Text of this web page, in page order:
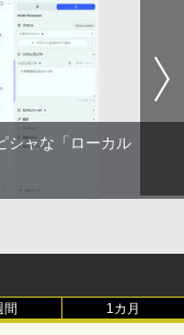
超小型】 DELL Opti
クロ MFF 第8世代
8GB SSD256G
64bit WPSOff
コン デスクトップ
】
モリ8GB 2TB 23.8
Webカメラ 無線
月保証 wd2670 中古
フルHD スピーカ
リフレッシュレート 1
JN-IPS27
ジャパンネク
プレイ 液晶 液晶デ
Switch
24.5インチ 200Hz /
Freesync スピーカ
245HCW [1+1年保
Ft2 [ VI/NYL編集部
ス ENCノイズキャン
グ Type-C充電 マイク
調整 スポーツ/通勤/通
)
Buds 8 Lite ワイヤ
生
ver.)
] [ 箱買い ] [ ストック
ベルレス 500ml ×24本
500ミリリットル (Sm
うふたり 9巻 (デジタル
ックス)
シャな「ローカル
間 1カ月